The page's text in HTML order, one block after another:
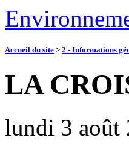
Accueil du site > 2 - Informations
LA
lundi 3 août